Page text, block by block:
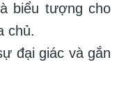
biểu tượng cho
chủ.
đại giác và gắn